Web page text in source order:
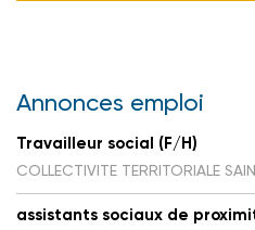
Annonces emploi
Travailleur social (F/H)
COLLECTIVITE TERRITORIALE
assistants sociaux de